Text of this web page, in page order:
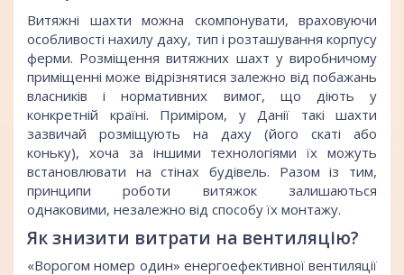
Витяжні шахти можна скомпонувати, враховуючи
особливості нахилу даху, тип і розташування корпусу
ферми. Розміщення витяжних шахт у виробничому
приміщенні може відрізнятися залежно від побажань
власників і нормативних вимог, що діють у
конкретній країні. Приміром, у Данії такі шахти
зазвичай розміщують на даху (його скаті або
коньку), хоча за іншими технологіями їх можуть
встановлювати на стінах будівель. Разом із тим,
принципи роботи витяжок залишаються
однаковими, незалежно від способу їх монтажу.
Як знизити витрати на вентиляцію?
«Ворогом номер один» енергоефективної вентиляції